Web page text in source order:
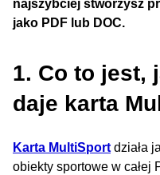
najszybciej stworzysz
jako PDF lub DOC.
1. Co to jest,
daje karta
Karta MultiSport działa
obiekty sportowe w całej